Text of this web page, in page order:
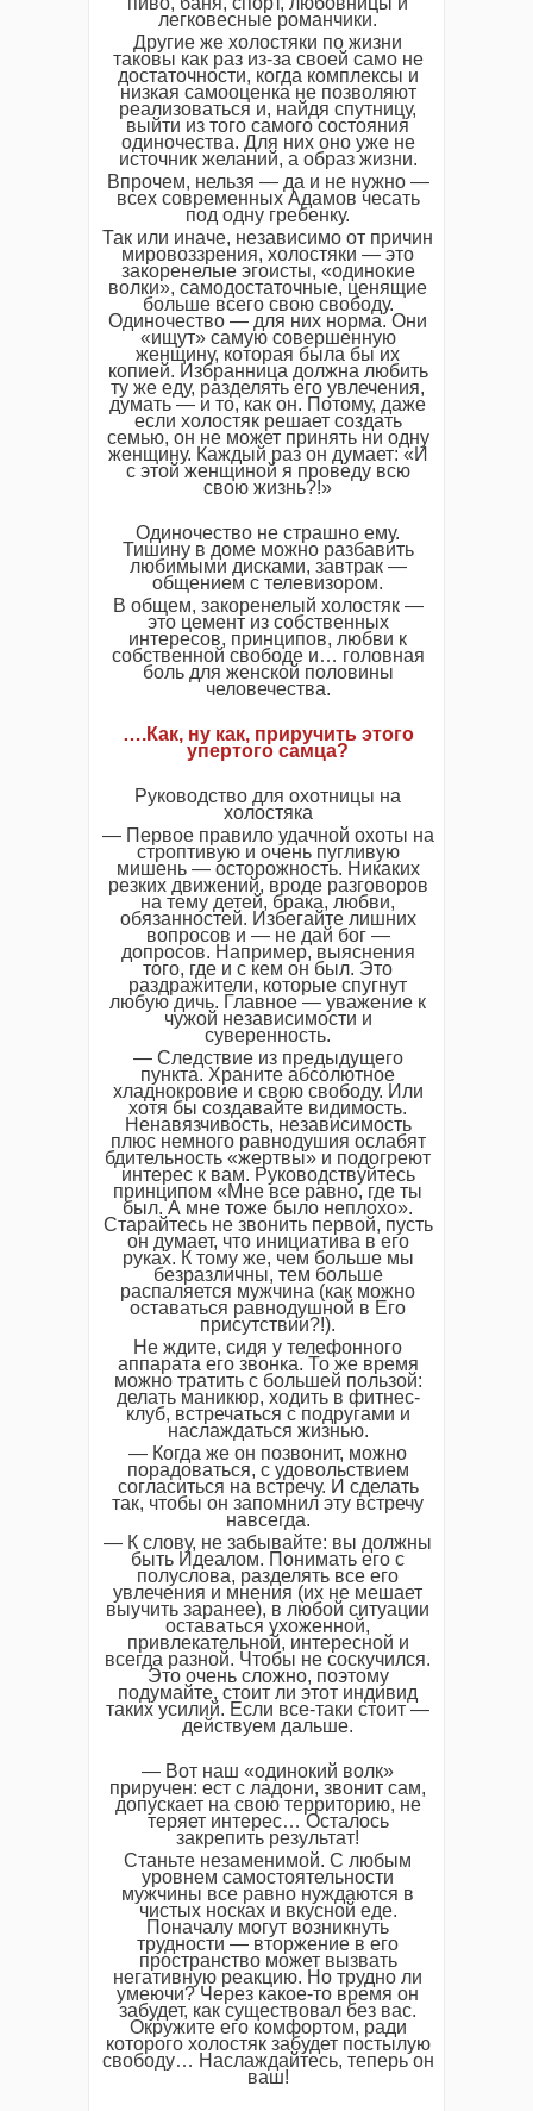
легковесные романчики.
Другие же холостяки по жизни
таковы как раз из-за своей само не
достаточности, когда комплексы и
низкая самооценка не позволяют
реализоваться и, найдя спутницу,
выйти из того самого состояния
одиночества. Для них оно уже не
источник желаний, а образ жизни.
Впрочем, нельзя — да и не нужно —
всех современных Адамов чесать
под одну гребенку.
Так или иначе, независимо от причин
мировоззрения, холостяки — это
закоренелые эгоисты, «одинокие
волки», самодостаточные, ценящие
больше всего свою свободу.
Одиночество — для них норма. Они
«ищут» самую совершенную
женщину, которая была бы их
копией. Избранница должна любить
ту же еду, разделять его увлечения,
думать — и то, как он. Потому, даже
если холостяк решает создать
семью, он не может принять ни одну
женщину. Каждый раз он думает: «И
с этой женщиной я проведу всю
свою жизнь?!»
Одиночество не страшно ему.
Тишину в доме можно разбавить
любимыми дисками, завтрак —
общением с телевизором.
В общем, закоренелый холостяк —
это цемент из собственных
интересов, принципов, любви к
собственной свободе и… головная
боль для женской половины
человечества.
….Как, ну как, приручить этого
упертого самца?
Руководство для охотницы на
холостяка
— Первое правило удачной охоты на
строптивую и очень пугливую
мишень — осторожность. Никаких
резких движений, вроде разговоров
на тему детей, брака, любви,
обязанностей. Избегайте лишних
вопросов и — не дай бог —
допросов. Например, выяснения
того, где и с кем он был. Это
раздражители, которые спугнут
любую дичь. Главное — уважение к
чужой независимости и
суверенность.
— Следствие из предыдущего
пункта. Храните абсолютное
хладнокровие и свою свободу. Или
хотя бы создавайте видимость.
Ненавязчивость, независимость
плюс немного равнодушия ослабят
бдительность «жертвы» и подогреют
интерес к вам. Руководствуйтесь
принципом «Мне все равно, где ты
был. А мне тоже было неплохо».
Старайтесь не звонить первой, пусть
он думает, что инициатива в его
руках. К тому же, чем больше мы
безразличны, тем больше
распаляется мужчина (как можно
оставаться равнодушной в Его
присутствии?!).
Не ждите, сидя у телефонного
аппарата его звонка. То же время
можно тратить с большей пользой:
делать маникюр, ходить в фитнес-
клуб, встречаться с подругами и
наслаждаться жизнью.
— Когда же он позвонит, можно
порадоваться, с удовольствием
согласиться на встречу. И сделать
так, чтобы он запомнил эту встречу
навсегда.
— К слову, не забывайте: вы должны
быть Идеалом. Понимать его с
полуслова, разделять все его
увлечения и мнения (их не мешает
выучить заранее), в любой ситуации
оставаться ухоженной,
привлекательной, интересной и
всегда разной. Чтобы не соскучился.
Это очень сложно, поэтому
подумайте, стоит ли этот индивид
таких усилий. Если все-таки стоит —
действуем дальше.
— Вот наш «одинокий волк»
приручен: ест с ладони, звонит сам,
допускает на свою территорию, не
теряет интерес… Осталось
закрепить результат!
Станьте незаменимой. С любым
уровнем самостоятельности
мужчины все равно нуждаются в
чистых носках и вкусной еде.
Поначалу могут возникнуть
трудности — вторжение в его
пространство может вызвать
негативную реакцию. Но трудно ли
умеючи? Через какое-то время он
забудет, как существовал без вас.
Окружите его комфортом, ради
которого холостяк забудет постылую
свободу… Наслаждайтесь, теперь он
ваш!